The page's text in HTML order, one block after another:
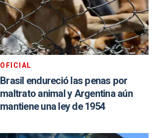
OFICIAL
Brasil endureció las penas por
maltrato animal y Argentina aún
mantiene una ley de 1954